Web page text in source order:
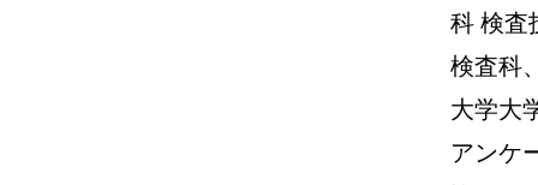
科 検査
検査科
大学大
アンケ